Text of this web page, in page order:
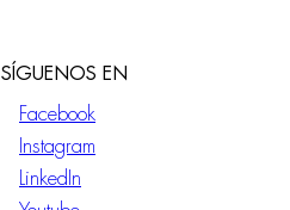
SÍGUENOS EN
Facebook
Instagram
LinkedIn